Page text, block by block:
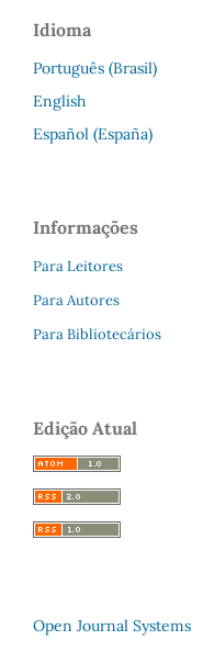
Idioma
Português (Brasil)
English
Español (España)
Informações
Para Leitores
Para Autores
Para Bibliotecários
Edição Atual
Open Journal Systems